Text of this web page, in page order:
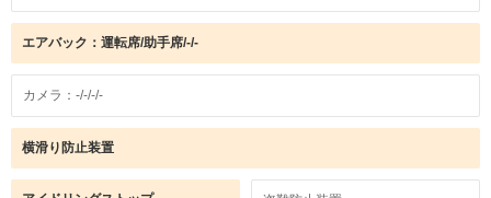
エアバック：運転席/助手席/-/-
カメラ：-/-/-/-
横滑り防止装置